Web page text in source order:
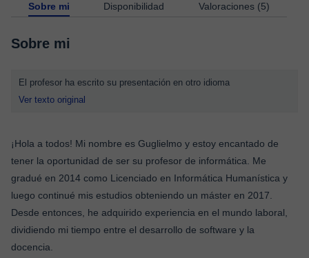
Sobre mi Disponibilidad Valoraciones (5)
Sobre mi
El profesor ha escrito su presentación en otro idioma
Ver texto original
¡Hola a todos! Mi nombre es Guglielmo y estoy encantado de
tener la oportunidad de ser su profesor de informática. Me
gradué en 2014 como Licenciado en Informática Humanística y
luego continué mis estudios obteniendo un máster en 2017.
Desde entonces, he adquirido experiencia en el mundo laboral,
dividiendo mi tiempo entre el desarrollo de software y la
docencia.